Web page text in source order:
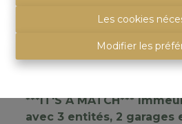
Les cookies
Modifier les
***IT'S A MATCH***
avec 3 entités, 2 garages